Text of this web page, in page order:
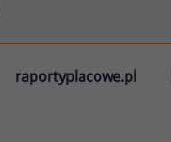
raportyplacowe.pl